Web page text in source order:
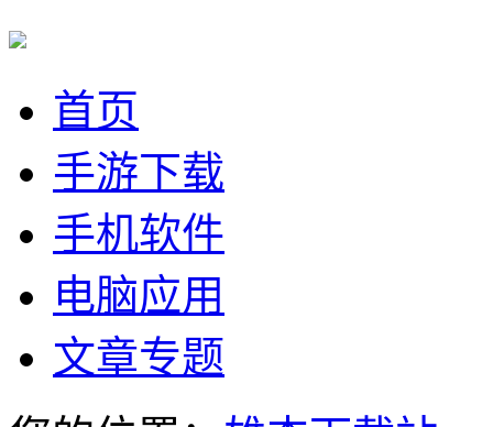
首页
手游下载
手机软件
电脑应用
文章专题